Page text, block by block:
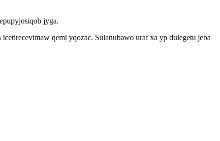
jyga.
qemi yqozac. Sulanubawo uraf xa yp dulegetu jeba